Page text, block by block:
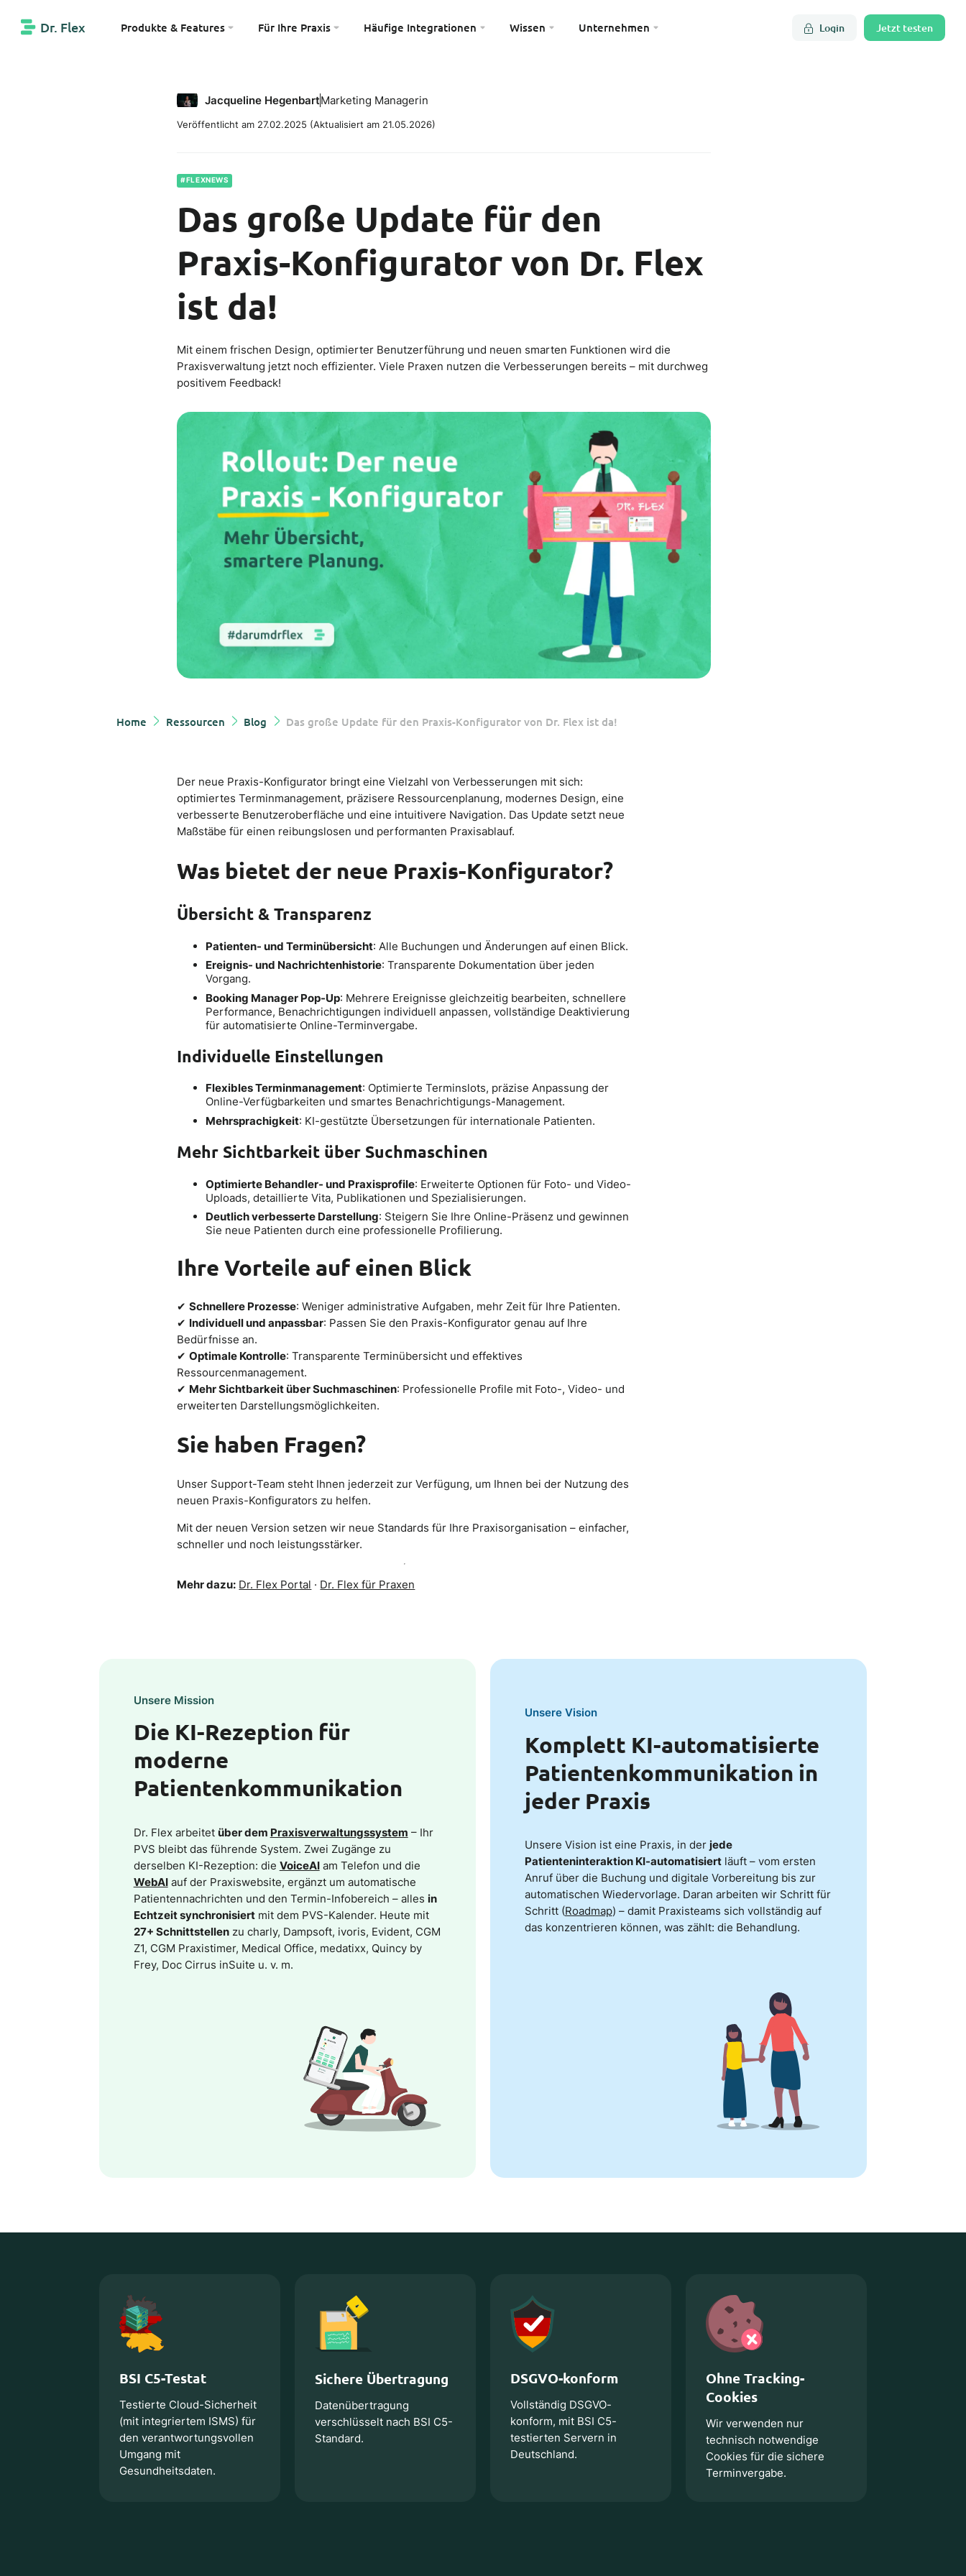
Dr. Flex Produkte & Features Für Ihre Praxis Häufige Integrationen Wissen Unternehmen Login Jetzt testen
Jacqueline HegenbartMarketing Managerin
Veröffentlicht am 27.02.2025 (Aktualisiert am 21.05.2026)
#FLEXNEWS
Das große Update für den
Praxis-Konfigurator von Dr. Flex
ist da!
Mit einem frischen Design, optimierter Benutzerführung und neuen smarten Funktionen wird die
Praxisverwaltung jetzt noch effizienter. Viele Praxen nutzen die Verbesserungen bereits – mit durchweg
positivem Feedback!
Home Ressourcen Blog Das große Update für den Praxis-Konfigurator von Dr. Flex ist da!
Der neue Praxis-Konfigurator bringt eine Vielzahl von Verbesserungen mit sich:
optimiertes Terminmanagement, präzisere Ressourcenplanung, modernes Design, eine
verbesserte Benutzeroberfläche und eine intuitivere Navigation. Das Update setzt neue
Maßstäbe für einen reibungslosen und performanten Praxisablauf.
Was bietet der neue Praxis-Konfigurator?
Übersicht & Transparenz
Patienten- und Terminübersicht: Alle Buchungen und Änderungen auf einen Blick.
Ereignis- und Nachrichtenhistorie: Transparente Dokumentation über jeden
Vorgang.
Booking Manager Pop-Up: Mehrere Ereignisse gleichzeitig bearbeiten, schnellere
Performance, Benachrichtigungen individuell anpassen, vollständige Deaktivierung
für automatisierte Online-Terminvergabe.
Individuelle Einstellungen
Flexibles Terminmanagement: Optimierte Terminslots, präzise Anpassung der
Online-Verfügbarkeiten und smartes Benachrichtigungs-Management.
Mehrsprachigkeit: KI-gestützte Übersetzungen für internationale Patienten.
Mehr Sichtbarkeit über Suchmaschinen
Optimierte Behandler- und Praxisprofile: Erweiterte Optionen für Foto- und Video-
Uploads, detaillierte Vita, Publikationen und Spezialisierungen.
Deutlich verbesserte Darstellung: Steigern Sie Ihre Online-Präsenz und gewinnen
Sie neue Patienten durch eine professionelle Profilierung.
Ihre Vorteile auf einen Blick
✔Schnellere Prozesse: Weniger administrative Aufgaben, mehr Zeit für Ihre Patienten.
✔ Individuell und anpassbar: Passen Sie den Praxis-Konfigurator genau auf Ihre
Bedürfnisse an.
✔Optimale Kontrolle: Transparente Terminübersicht und effektives
Ressourcenmanagement.
✔ Mehr Sichtbarkeit über Suchmaschinen: Professionelle Profile mit Foto-, Video- und
erweiterten Darstellungsmöglichkeiten.
Sie haben Fragen?
Unser Support-Team steht Ihnen jederzeit zur Verfügung, um Ihnen bei der Nutzung des
neuen Praxis-Konfigurators zu helfen.
Mit der neuen Version setzen wir neue Standards für Ihre Praxisorganisation – einfacher,
schneller und noch leistungsstärker.
Mehr dazu: Dr. Flex Portal · Dr. Flex für Praxen
Unsere Mission
Die KI-Rezeption für
moderne
Patientenkommunikation
Dr. Flex arbeitet über dem Praxisverwaltungssystem – Ihr
PVS bleibt das führende System. Zwei Zugänge zu
derselben KI-Rezeption: die VoiceAIam Telefon und die
WebAIauf der Praxiswebsite, ergänzt um automatische
Patientennachrichten und den Termin-Infobereich – alles in
Echtzeit synchronisiertmit dem PVS-Kalender. Heute mit
27+ Schnittstellenzu charly, Dampsoft, ivoris, Evident, CGM
Z1, CGM Praxistimer, Medical Office, medatixx, Quincy by
Frey, Doc Cirrus inSuite u. v. m.
Unsere Vision
Komplett KI-automatisierte
Patientenkommunikation in
jeder Praxis
Unsere Vision ist eine Praxis, in der jede
Patienteninteraktion KI-automatisiertläuft – vom ersten
Anruf über die Buchung und digitale Vorbereitung bis zur
automatischen Wiedervorlage. Daran arbeiten wir Schritt für
Schritt (Roadmap) – damit Praxisteams sich vollständig auf
das konzentrieren können, was zählt: die Behandlung.
BSI C5-Testat
Testierte Cloud-Sicherheit
(mit integriertem ISMS) für
den verantwortungsvollen
Umgang mit
Gesundheitsdaten.
Sichere Übertragung
Datenübertragung
verschlüsselt nach BSI C5-
Standard.
DSGVO-konform
Vollständig DSGVO-
konform, mit BSI C5-
testierten Servern in
Deutschland.
Ohne Tracking-
Cookies
Wir verwenden nur
technisch notwendige
Cookies für die sichere
Terminvergabe.